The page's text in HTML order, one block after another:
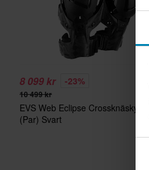
8 099 kr -23%
10 499 kr
EVS Web Eclipse Crossknäskydd
(Par) Svart